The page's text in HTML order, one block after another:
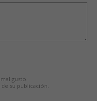
gusto.
su publicación.